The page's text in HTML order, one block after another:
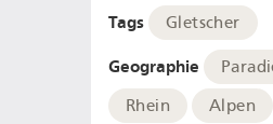
Tags Gletscher
Geographie
Rhein
Alpen